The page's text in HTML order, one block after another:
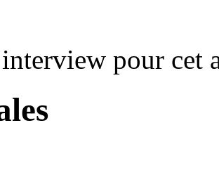
pour cet